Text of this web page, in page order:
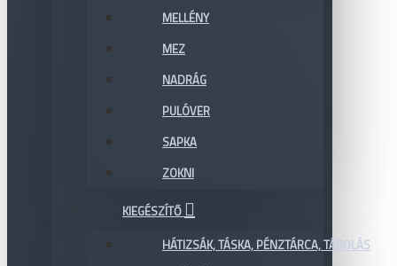
MELLÉNY
MEZ
NADRÁG
PULÓVER
SAPKA
ZOKNI
KIEGÉSZÍTŐ
HÁTIZSÁK, TÁSKA, PÉNZTÁRCA, TÁROLÁS